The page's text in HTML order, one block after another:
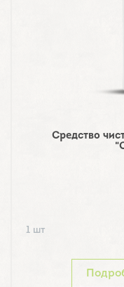
Средство
1 шт